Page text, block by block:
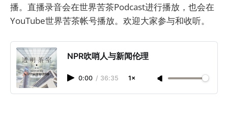
播。直播录音会在世界苦茶Podcast进行播放，也会在
YouTube世界苦茶帐号播放。欢迎大家参与和收听。
NPR吹哨人与新闻伦理
0:00 / 36:35 1×